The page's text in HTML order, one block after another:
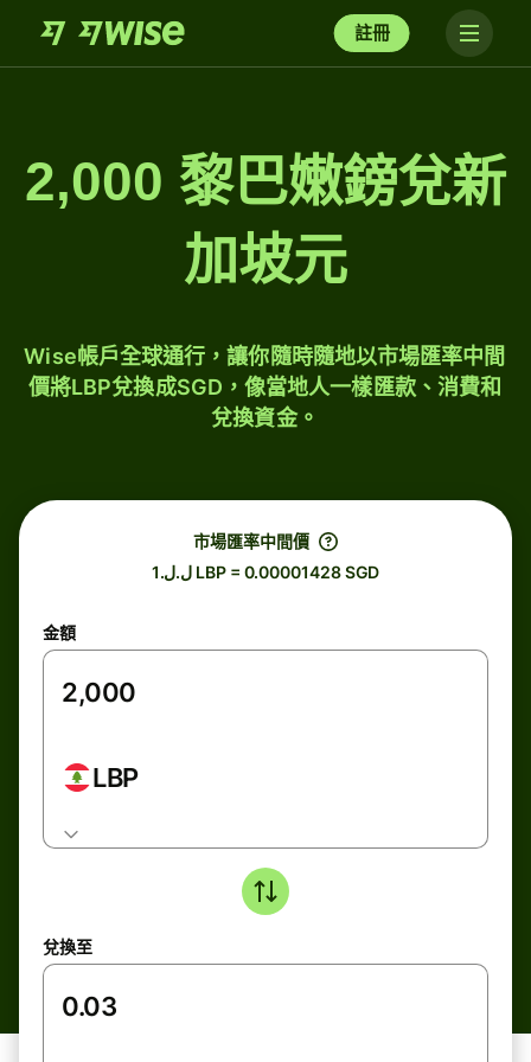
註冊
2,000 黎巴嫩鎊兌新
加坡元
Wise帳戶全球通行，讓你隨時隨地以市場匯率中間
價將LBP兌換成SGD，像當地人一樣匯款、消費和
兌換資金。
市場匯率中間價
ل.ل.1 LBP = 0.00001428 SGD
金額
LBP
兌換至